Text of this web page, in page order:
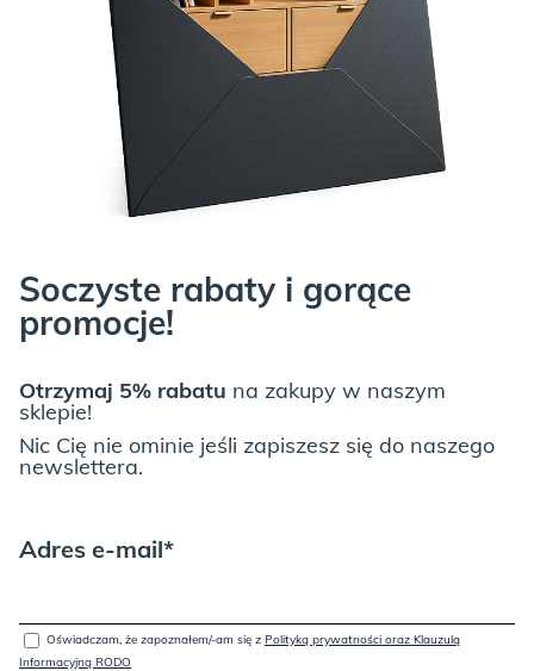
Soczyste rabaty i gorące
promocje!
Otrzymaj 5% rabatu na zakupy w naszym
sklepie!
Nic Cię nie ominie jeśli zapiszesz się do naszego
newslettera.
Adres e-mail*
Oświadczam, że zapoznałem/-am się z Polityką prywatności oraz Klauzulą
Informacyjną RODO